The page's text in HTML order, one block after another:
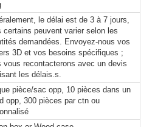
le délai est de 3 à 7 jours,
certains peuvent varier selon les
demandées. Envoyez-nous vos
3D et vos besoins spécifiques ;
vous recontacterons avec un devis
les délais.s.
pièce/sac opp, 10 pièces dans un
opp, 300 pièces par ctn ou